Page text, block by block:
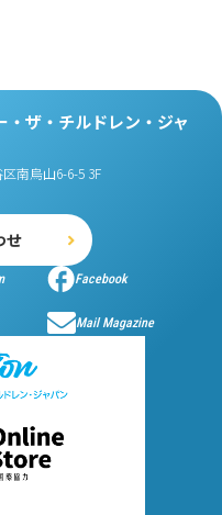
ザ・チルドレン・ジャ
南烏山6-6-5 3F
せ
Facebook
Mail Magazine